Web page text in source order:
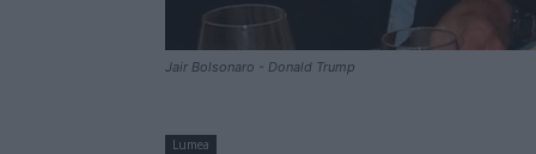
Jair Bolsonaro - Donald Trump
Lumea